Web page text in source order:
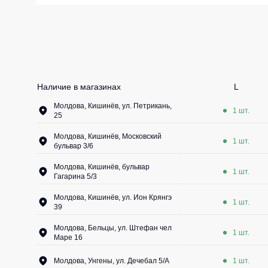
Детские
Наличие в магазинах L
Молдова, Кишинёв, ул. Петрикань,
25
1 шт.
Молдова, Кишинёв, Московский
бульвар 3/6
1 шт.
Молдова, Кишинёв, бульвар
Гагарина 5/3
1 шт.
Молдова, Кишинёв, ул. Ион Крянгэ
39
1 шт.
Молдова, Бельцы, ул. Штефан чел
Маре 16
1 шт.
Молдова, Унгены, ул. Дечебал 5/A 1 шт.